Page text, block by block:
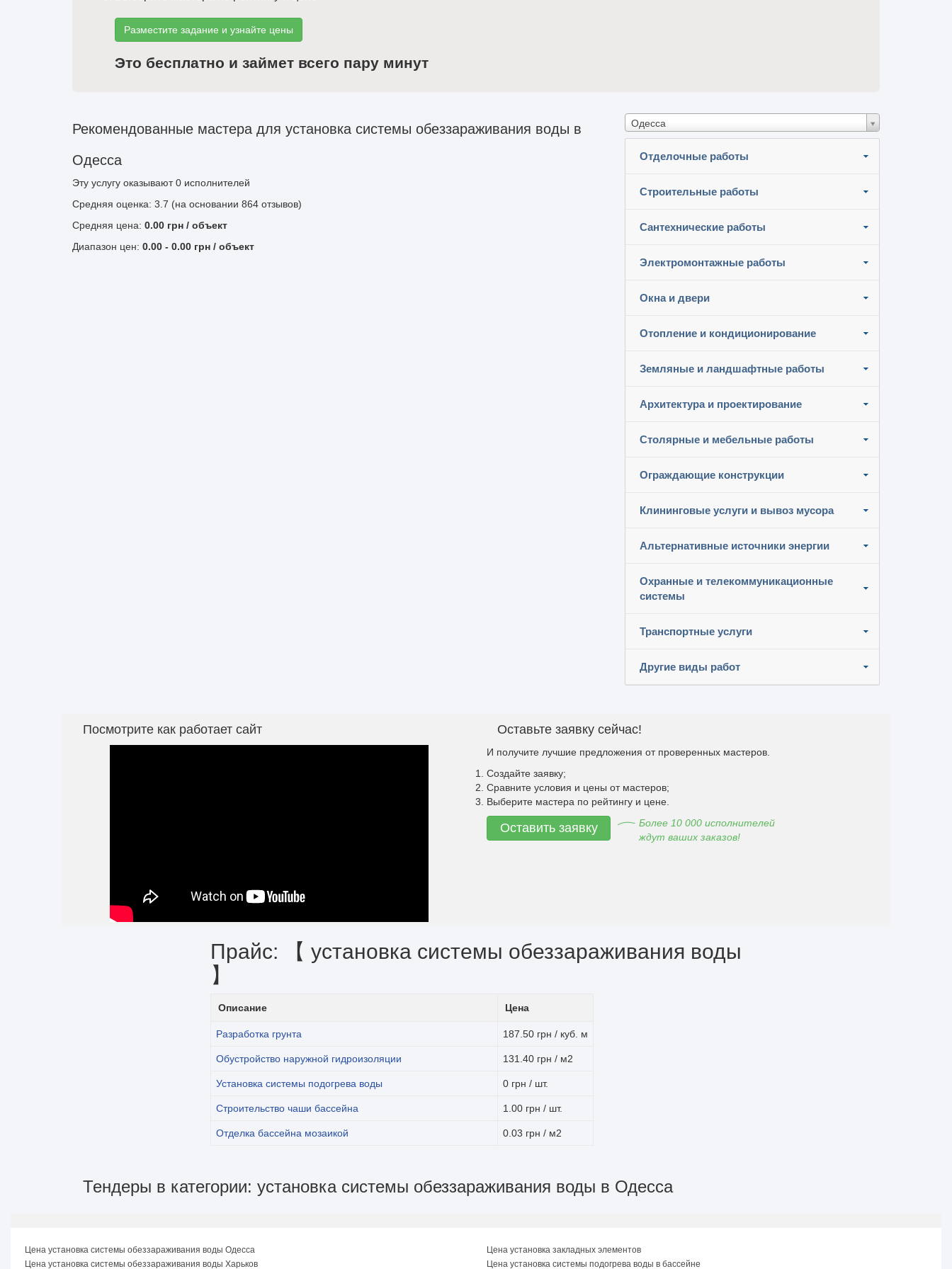
Разместите задание и узнайте цены
Это бесплатно и займет всего пару минут
Одесса
Отделочные работы
Строительные работы
Сантехнические работы
Электромонтажные работы
Окна и двери
Отопление и кондиционирование
Земляные и ландшафтные работы
Архитектура и проектирование
Столярные и мебельные работы
Ограждающие конструкции
Клининговые услуги и вывоз мусора
Альтернативные источники энергии
Охранные и телекоммуникационные
системы
Транспортные услуги
Другие виды работ
Рекомендованные мастера для установка системы обеззараживания воды в
Одесса
Эту услугу оказывают0 исполнителей
Средняя оценка: 3.7 (на основании 864 отзывов)
Средняя цена: 0.00 грн / объект
Диапазон цен: 0.00 - 0.00 грн / объект
Посмотрите как работает сайт Оставьте заявку сейчас!
И получите лучшие предложения от проверенных мастеров.
Создайте заявку;
Сравните условия и цены от мастеров;
Выберите мастера по рейтингу и цене.
Оставить заявку
Более 10 000 исполнителей
ждут ваших заказов!
Прайс: 【 установка системы обеззараживания воды
】
Описание Цена
Разработка грунта 187.50 грн / куб. м
Обустройство наружной гидроизоляции 131.40 грн / м2
Установка системы подогрева воды 0 грн / шт.
Строительство чаши бассейна 1.00 грн / шт.
Отделка бассейна мозаикой 0.03 грн / м2
Тендеры в категории: установка системы обеззараживания воды в Одесса
Цена установка системы обеззараживания воды Одесса
Цена установка системы обеззараживания воды Харьков
Цена установка закладных элементов
Цена установка системы подогрева воды в бассейне